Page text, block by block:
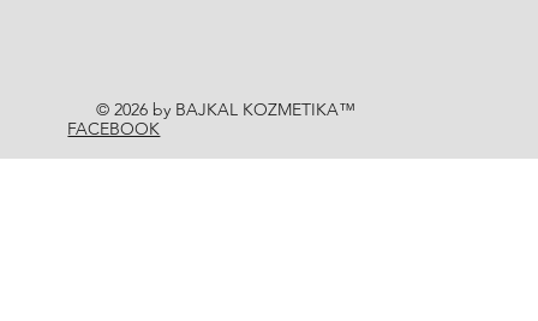
FACEBOOK
© 2026 by BAJKAL KOZMETIKA™